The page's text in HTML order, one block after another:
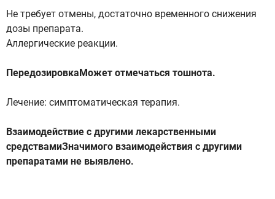
Не требует отмены, достаточно временного снижения
дозы препарата.
Аллергические реакции.
ПередозировкаМожет отмечаться тошнота.
Лечение: симптоматическая терапия.
Взаимодействие с другими лекарственными
средствамиЗначимого взаимодействия с другими
препаратами не выявлено.